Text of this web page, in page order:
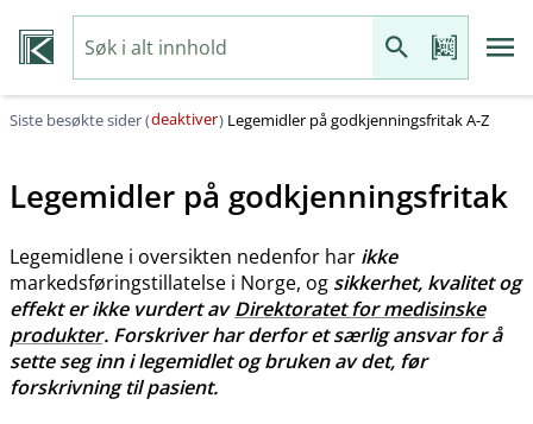
Siste besøkte sider (deaktiver) Legemidler på godkjenningsfritak A-Z
Legemidler på godkjenningsfritak
Legemidlene i oversikten nedenfor har ikke
markedsføringstillatelse i Norge, og sikkerhet, kvalitet og
effekt er ikke vurdert avDirektoratet for medisinske
produkter. Forskriver har derfor et særlig ansvar for å
sette seg inn i legemidlet og bruken av det, før
forskrivning til pasient.